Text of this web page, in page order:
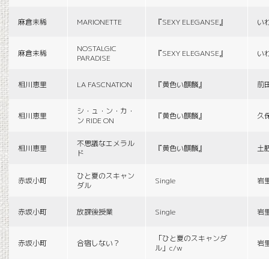
麻倉未稀 MARIONETTE 『SEXY ELEGANSE』 い
麻倉未稀
NOSTALGIC
PARADISE
『SEXY ELEGANSE』 い
相川恵里 LA FASCNATION 『黄色い麒麟』 前
相川恵里
シ・ュ・ン・カ・
ン RIDE ON
『黄色い麒麟』 久
相川恵里
不思議なエメラル
ド
『黄色い麒麟』 土
赤坂小町
ひと夏のスキャン
ダル
Single 岩
赤坂小町 放課後授業 Single 岩
赤坂小町 合宿しない？
「ひと夏のスキャンダ
ル」c/w
岩